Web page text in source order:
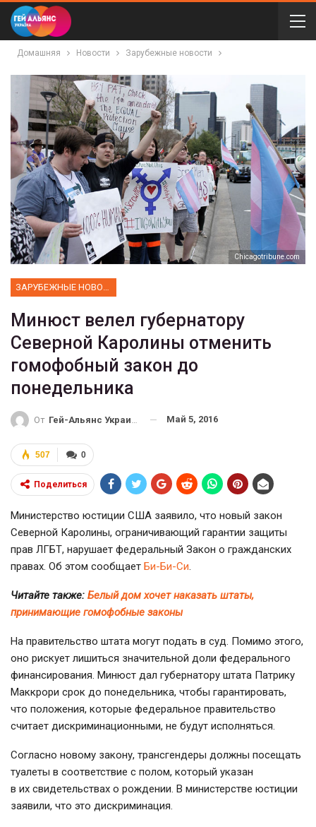
Домашняя Новости Зарубежные новости
Chicagotribune.com
ЗАРУБЕЖНЫЕ НОВОСТИ
Минюст велел губернатору
Северной Каролины отменить
гомофобный закон до
понедельника
От Гей-Альянс Украина Май 5, 2016
0
507
Поделиться
Министерство юстиции США заявило, что новый закон
Северной Каролины, ограничивающий гарантии защиты
прав ЛГБТ, нарушает федеральный Закон о гражданских
правах. Об этом сообщает Би-Би-Си.
Читайте также: Белый дом хочет наказать штаты,
принимающие гомофобные законы
На правительство штата могут подать в суд. Помимо этого,
оно рискует лишиться значительной доли федерального
финансирования. Минюст дал губернатору штата Патрику
Маккрори срок до понедельника, чтобы гарантировать,
что положения, которые федеральное правительство
считает дискриминационными, не будут исполняться.
Согласно новому закону, трансгендеры должны посещать
туалеты в соответствие с полом, который указан
в их свидетельствах о рождении. В министерстве юстиции
заявили, что это дискриминация.